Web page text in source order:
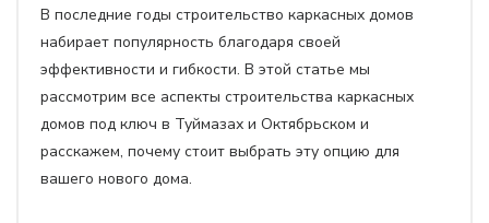
В последние годы строительство каркасных домов
набирает популярность благодаря своей
эффективности и гибкости. В этой статье мы
рассмотрим все аспекты строительства каркасных
домов под ключ в Туймазах и Октябрьском и
расскажем, почему стоит выбрать эту опцию для
вашего нового дома.